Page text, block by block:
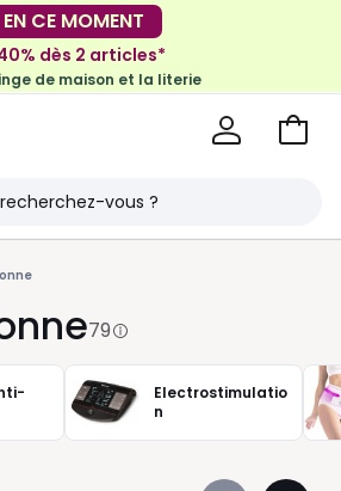
EN CE MOMENT
tous les 100€*
-40% dès 2 articles*
de maison et la literie
Voir
79
Electrostimulatio
n